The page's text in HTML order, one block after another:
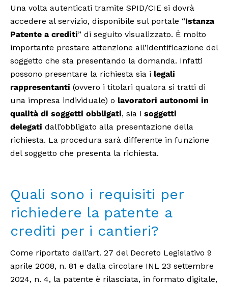
Una volta autenticati tramite SPID/CIE si dovrà
accedere al servizio, disponibile sul portale “Istanza
Patente a crediti” di seguito visualizzato. È molto
importante prestare attenzione all’identificazione del
soggetto che sta presentando la domanda. Infatti
possono presentare la richiesta sia i legali
rappresentanti (ovvero i titolari qualora si tratti di
una impresa individuale) o lavoratori autonomi in
qualità di soggetti obbligati, sia i soggetti
delegati dall’obbligato alla presentazione della
richiesta. La procedura sarà differente in funzione
del soggetto che presenta la richiesta.
Quali sono i requisiti per
richiedere la patente a
crediti per i cantieri?
Come riportato dall’art. 27 del Decreto Legislativo 9
aprile 2008, n. 81 e dalla circolare INL 23 settembre
2024, n. 4, la patente è rilasciata, in formato digitale,